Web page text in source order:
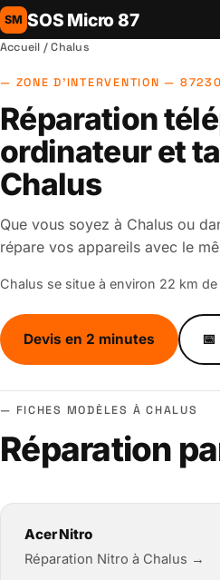
SM SOS Micro 87
Accueil / Chalus
ZONE D'INTERVENTION — 87230
Réparation
ordinateur et
Chalus
Que vous soyez à Chalus ou
répare vos appareils avec le
Chalus se situe à environ 22 km
Devis en 2 minutes
FICHES MODÈLES À CHALUS
Réparation
Acer Nitro
Réparation Nitro à Chalus →